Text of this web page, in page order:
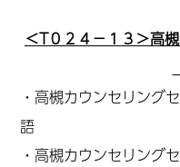
＜T０２４－１３＞高
・高槻カウンセリング
語
・高槻カウンセリング